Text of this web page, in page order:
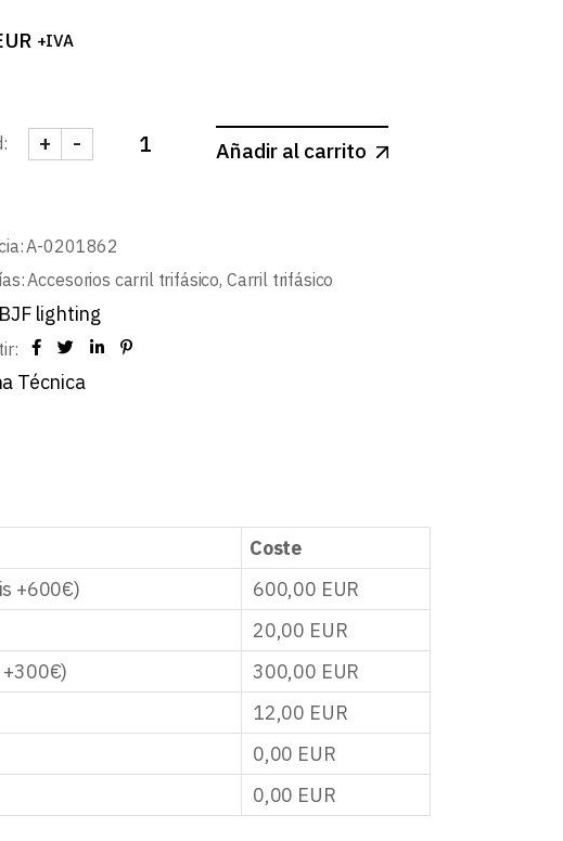
+IVA
KIT DE SUSPENSION CAMPANA CIERRE AUTOMATICO 3m
-
+ Añadir al carrito
A-0201862
Accesorios carril trifásico, Carril trifásico
BJF lighting
Técnica
Coste
+600€) 600,00 EUR
20,00 EUR
300,00 EUR
12,00 EUR
0,00 EUR
0,00 EUR